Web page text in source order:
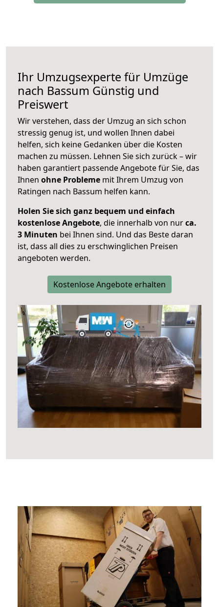
Ihr Umzugsexperte für Umzüge
nach Bassum Günstig und
Preiswert
Wir verstehen, dass der Umzug an sich schon
stressig genug ist, und wollen Ihnen dabei
helfen, sich keine Gedanken über die Kosten
machen zu müssen. Lehnen Sie sich zurück – wir
haben garantiert passende Angebote für Sie, das
Ihnen ohne Probleme mit Ihrem Umzug von
Ratingen nach Bassum helfen kann.
Holen Sie sich ganz bequem und einfach
kostenlose Angebote, die innerhalb von nurca.
3 Minuten bei Ihnen sind. Und das Beste daran
ist, dass all dies zu erschwinglichen Preisen
angeboten werden.
Kostenlose Angebote erhalten